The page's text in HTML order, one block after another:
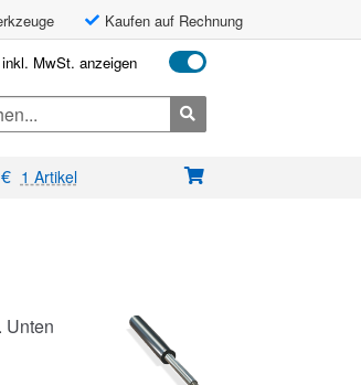
Kaufen auf Rechnung
MwSt. anzeigen
€ 1 Artikel
Unten